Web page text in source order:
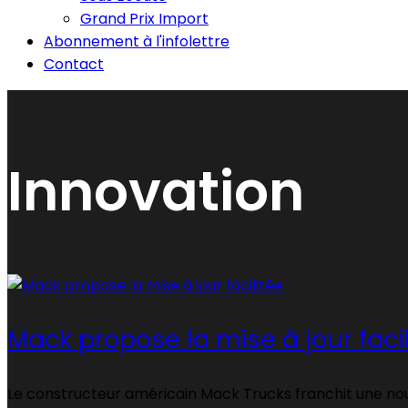
Grand Prix Import
Abonnement à l'infolettre
Contact
Innovation
Mack propose la mise à jour
Le constructeur américain Mack Trucks franchit une